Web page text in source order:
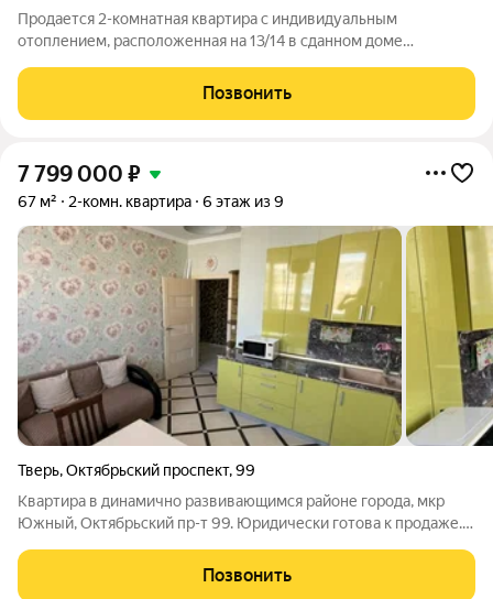
Продается 2-комнатная квартира с индивидуальным
отоплением, расположенная на 13/14 в сданном доме
ВКУСНАЯ ЦЕНА!!!! СПЕШИТЕ!!! Рядом новый детский сад,
школа, несколько детских садов и школ
Позвонить
7 799 000 ₽
67 м² 2-комн. квартира 6 этаж из 9
Тверь,Октябрьский проспект,99
Квартира в динамично развивающимся районе города, мкр
Южный, Октябрьский пр-т 99. Юридически готова к продаже.
проживает. Дом 2014г. Быстрый выход в сделку.
Двухкомнатная квартира повышенной
Позвонить